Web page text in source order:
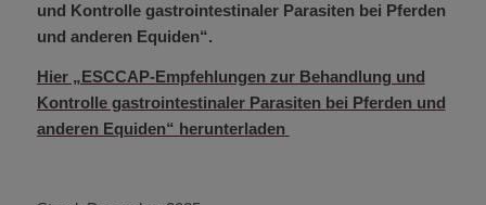
und Kontrolle gastrointestinaler Parasiten bei Pferden
und anderen Equiden“.
Hier „ESCCAP-Empfehlungen zur Behandlung und
Kontrolle gastrointestinaler Parasiten bei Pferden und
anderen Equiden“ herunterladen